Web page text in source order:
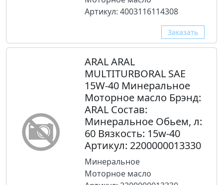
Артикул: 4003116114308
Заказать
ARAL ARAL
MULTITURBORAL SAE
15W-40 Минеральное
Моторное масло Брэнд:
ARAL Состав:
Минеральное Обьем, л:
60 Вязкость: 15w-40
Артикул: 2200000013330
Минеральное
Моторное масло